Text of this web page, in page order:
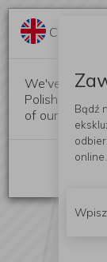
Change
We've
Polish. Would
of our
Bądź
online.